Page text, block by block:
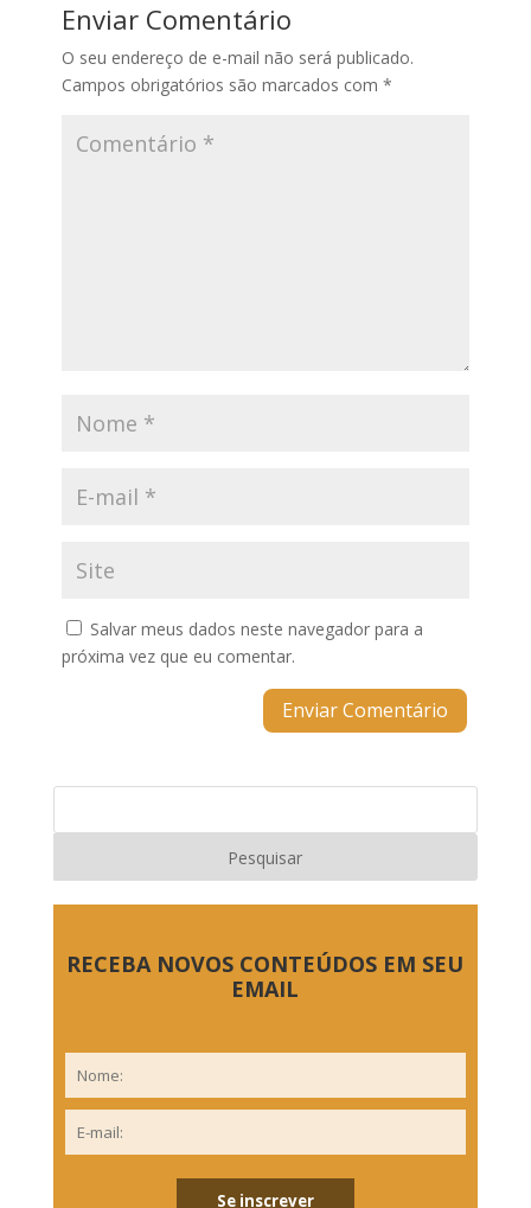
o
k
p
p
g
er
n
Enviar Comentário
O seu endereço de e-mail não será publicado.
Campos obrigatórios são marcados com *
Salvar meus dados neste navegador para a
próxima vez que eu comentar.
RECEBA NOVOS CONTEÚDOS EM SEU
EMAIL